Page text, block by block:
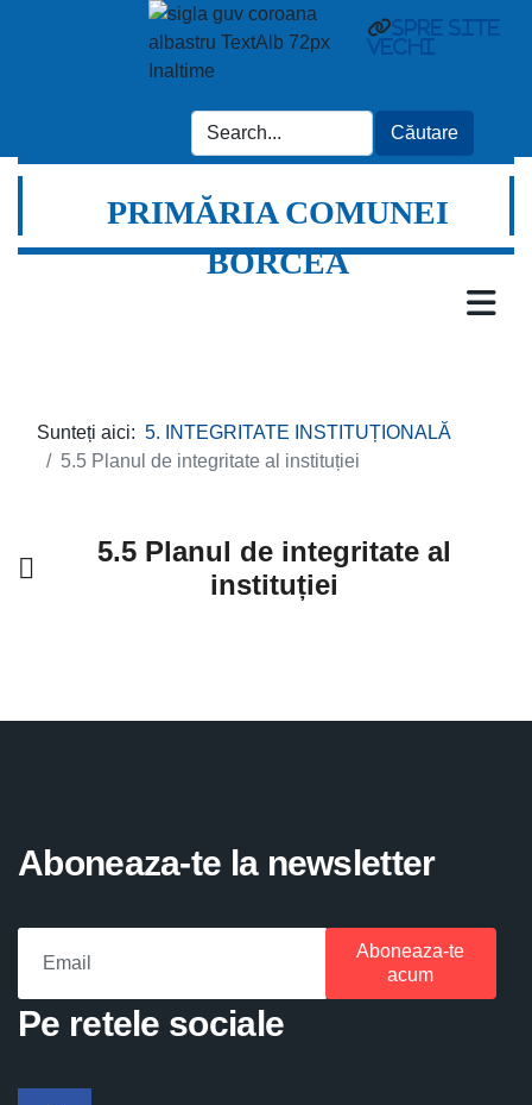
spre site
vechi
PRIMĂRIA COMUNEI
BORCEA
Sunteți aici: 5. INTEGRITATE INSTITUȚIONALĂ
5.5 Planul de integritate al instituției
5.5 Planul de integritate al
instituției
Aboneaza-te la newsletter
Aboneaza-te
acum
Pe retele sociale